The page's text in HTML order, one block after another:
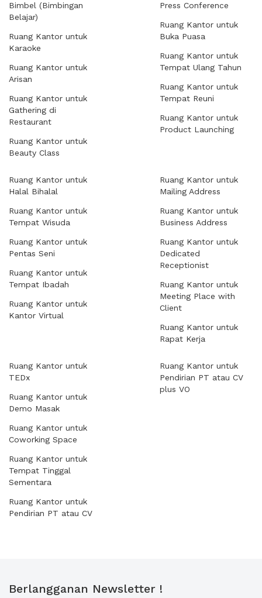
Bimbel (Bimbingan
Belajar)
Ruang Kantor untuk
Karaoke
Ruang Kantor untuk
Arisan
Ruang Kantor untuk
Gathering di
Restaurant
Ruang Kantor untuk
Beauty Class
Press Conference
Ruang Kantor untuk
Buka Puasa
Ruang Kantor untuk
Tempat Ulang Tahun
Ruang Kantor untuk
Tempat Reuni
Ruang Kantor untuk
Product Launching
Ruang Kantor untuk
Halal Bihalal
Ruang Kantor untuk
Tempat Wisuda
Ruang Kantor untuk
Pentas Seni
Ruang Kantor untuk
Tempat Ibadah
Ruang Kantor untuk
Kantor Virtual
Ruang Kantor untuk
Mailing Address
Ruang Kantor untuk
Business Address
Ruang Kantor untuk
Dedicated
Receptionist
Ruang Kantor untuk
Meeting Place with
Client
Ruang Kantor untuk
Rapat Kerja
Ruang Kantor untuk
TEDx
Ruang Kantor untuk
Demo Masak
Ruang Kantor untuk
Coworking Space
Ruang Kantor untuk
Tempat Tinggal
Sementara
Ruang Kantor untuk
Pendirian PT atau CV
Ruang Kantor untuk
Pendirian PT atau CV
plus VO
Berlangganan Newsletter !